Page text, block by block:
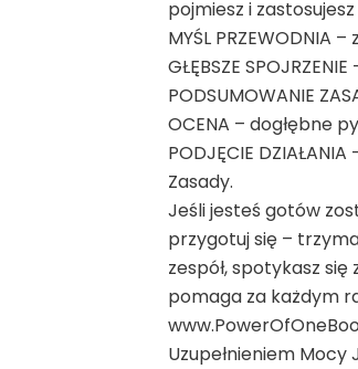
pojmiesz i
MYŚL PRZEWODNIA
GŁĘBSZE
PODSUMOWANIE
OCENA – dogłębne
PODJĘCIE
Zasady.
Jeśli jesteś gotów
przygotuj się –
zespół, spotykasz
pomaga za każdym
Uzupełnieniem